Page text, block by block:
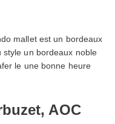
mallet est un bordeaux
style un bordeaux noble
le une bonne heure
AOC